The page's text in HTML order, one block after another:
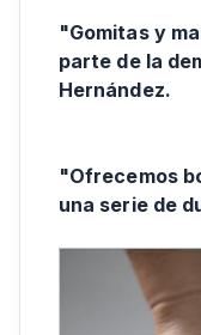
"Gomitas y
parte de la
Hernández.
"Ofrecemos
una serie de